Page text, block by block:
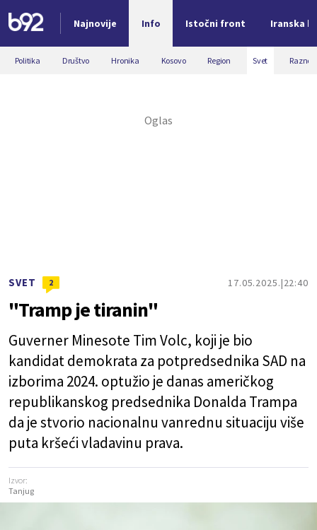
Najnovije Info Istočni front Iranska
Nova vest
Politika Društvo Hronika Kosovo Region Svet Razno
SVET 2 17.05.2025. 22:40
"Tramp je tiranin"
Guverner Minesote Tim Volc, koji je bio
kandidat demokrata za potpredsednika SAD na
izborima 2024. optužio je danas američkog
republikanskog predsednika Donalda Trampa
da je stvorio nacionalnu vanrednu situaciju više
puta kršeći vladavinu prava.
Izvor:
Tanjug